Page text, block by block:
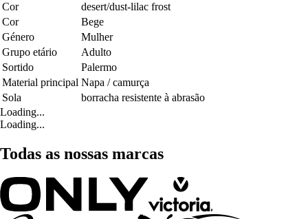
Cor
desert/dust-lilac frost
Cor
Bege
Género
Mulher
Grupo etário
Adulto
Sortido
Palermo
Material principal Napa / camurça
Sola
borracha resistente à abrasão
Loading...
Loading...
Todas as nossas marcas